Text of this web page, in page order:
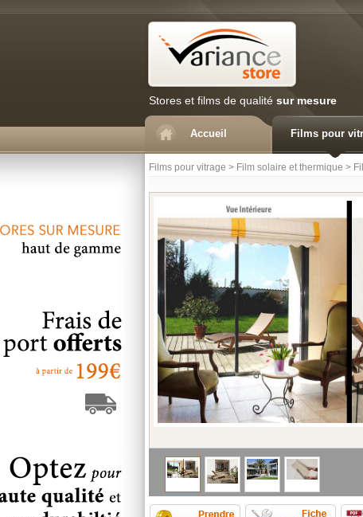
Stores et films de qualité sur mesure
Accueil Films pour
Films pour vitrage > Film solaire et thermique >
Comment